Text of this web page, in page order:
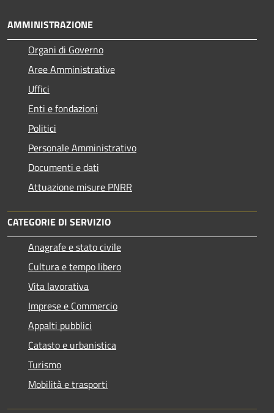
AMMINISTRAZIONE
Organi di Governo
Aree Amministrative
Uffici
Enti e fondazioni
Politici
Personale Amministrativo
Documenti e dati
Attuazione misure PNRR
CATEGORIE DI SERVIZIO
Anagrafe e stato civile
Cultura e tempo libero
Vita lavorativa
Imprese e Commercio
Appalti pubblici
Catasto e urbanistica
Turismo
Mobilità e trasporti